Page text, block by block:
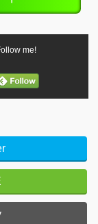
me!